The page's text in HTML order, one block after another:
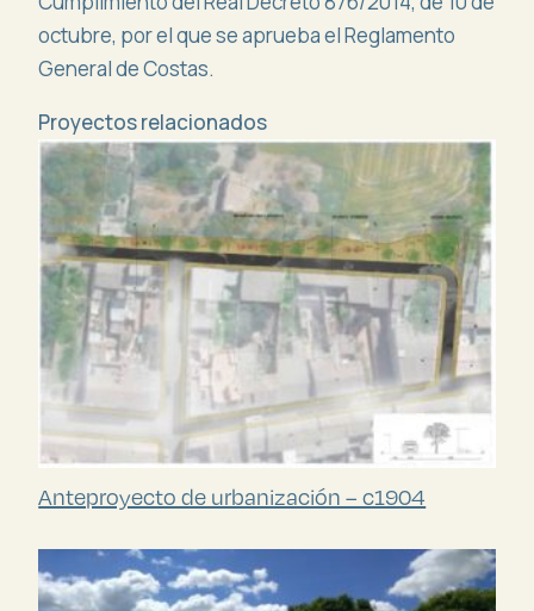
octubre, por el que se aprueba el Reglamento
General de Costas.
Proyectos relacionados
Anteproyecto de urbanización – c1904